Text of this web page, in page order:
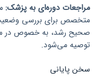
مراجعات دوره‌ای به پزشک:
متخصص برای بررسی وضعیت
صحیح رشد، به خصوص در
توصیه می‌شود.
سخن پایانی